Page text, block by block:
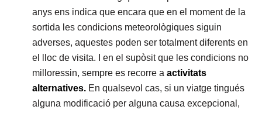
anys ens indica que encara que en el moment de la
sortida les condicions meteorològiques siguin
adverses, aquestes poden ser totalment diferents en
el lloc de visita. I en el supòsit que les condicions no
milloressin, sempre es recorre a activitats
alternatives. En qualsevol cas, si un viatge tingués
alguna modificació per alguna causa excepcional,